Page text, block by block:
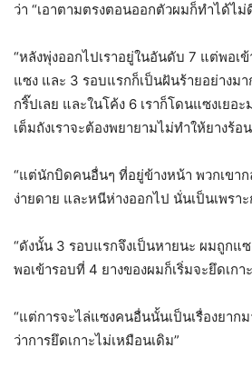
ว่า “เอาตามตรงตอนออกตัวผมก็ทำได้ไม่
“หลังพุ่งออกไปเราอยู่ในอันดับ 7 แต่พอเ
แซง และ 3 รอบแรกก็เป็นฝันร้ายอย่างม
กริ๊ปเลย และในโค้ง 6 เราก็โดนแซงเยอ
เต็มถังเราจะต้องพยายามไม่ทำให้ยางร้อ
“แต่นักบิดคนอื่นๆ ที่อยู่ข้างหน้า พวกเขา
ง่ายดาย และหนีห่างออกไป นั่นเป็นเพราะ
“ดังนั้น 3 รอบแรกจึงเป็นหายนะ ผมถูกแซ
พอเข้ารอบที่ 4 ยางของผมก็เริ่มจะยึดเกา
“แต่การจะไล่แซงคนอื่นนั้นเป็นเรื่องยาก
ว่าการยึดเกาะไม่เหมือนเดิม”